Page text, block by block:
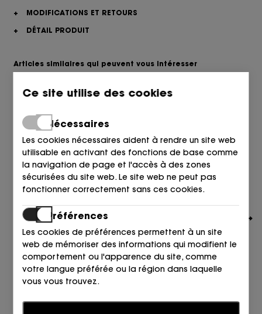
+
MODIFICATIONS ET RETOURS
+
DÉTAIL PRODUIT
Articles similaires qui peuvent vous intéresser
TOMMY HILFIGER
Ce site utilise des cookies
Nécessaires
Les cookies nécessaires aident à rendre un site web
utilisable en activant des fonctions de base comme
la navigation de page et l'accès à des zones
sécurisées du site web. Le site web ne peut pas
fonctionner correctement sans ces cookies.
Préférences
Les cookies de préférences permettent à un site
web de mémoriser des informations qui modifient le
comportement ou l'apparence du site, comme
votre langue préférée ou la région dans laquelle
vous vous trouvez.